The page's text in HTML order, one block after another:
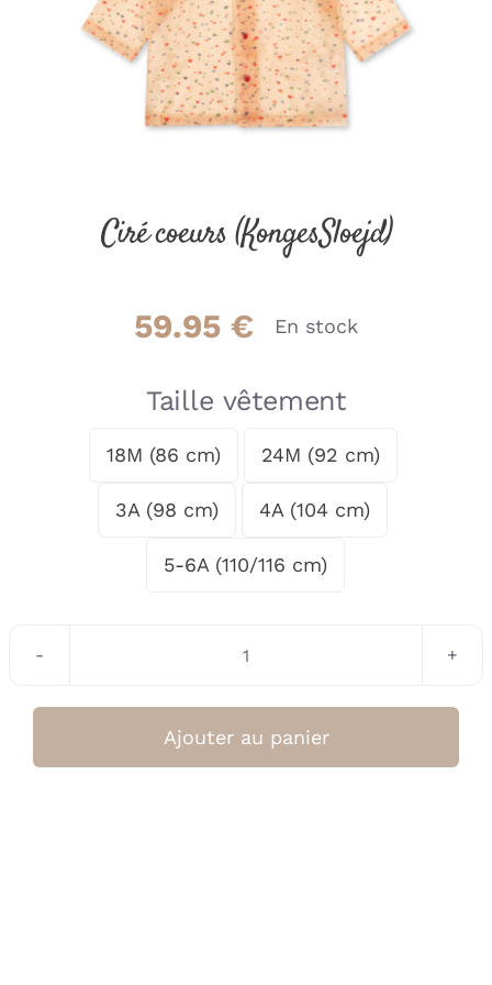
Ciré coeurs (KongesSloejd)
59.95€ En stock
Taille vêtement
18M (86 cm) 24M (92 cm)
3A (98 cm) 4A (104 cm)
5-6A (110/116 cm)
quantité
Ciré
Ajouter au panier